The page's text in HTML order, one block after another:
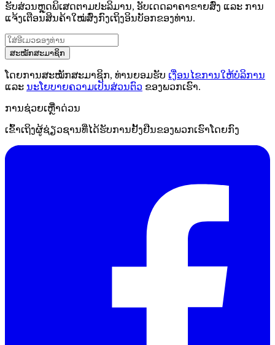
ຮັບສ່ວນຫຼຸດພິເສດຕາມປະລິມານ, ອັບເດດລາຄາຂາຍສົ່ງ ແລະ ການ
ແຈ້ງເຕືອນສິນຄ້າໃໝ່ສົ່ງກົງເຖິງອິນບັອກຂອງທ່ານ.
ສະໝັກສະມາຊິກ
ໂດຍການສະໝັກສະມາຊິກ, ທ່ານຍອມຮັບ ເງື່ອນໄຂການໃຫ້ບໍລິການ
ແລະ ນະໂຍບາຍຄວາມເປັນສ່ວນຕົວ ຂອງພວກເຮົາ.
ການຊ່ວຍເຫຼືໍາດ່ວນ
ເຂົ້າເຖິງຜູ້ຊ່ຽວຊານທີ່ໄດ້ຮັບການຢັ້ງຢືນຂອງພວກເຮົາໂດຍກົງ